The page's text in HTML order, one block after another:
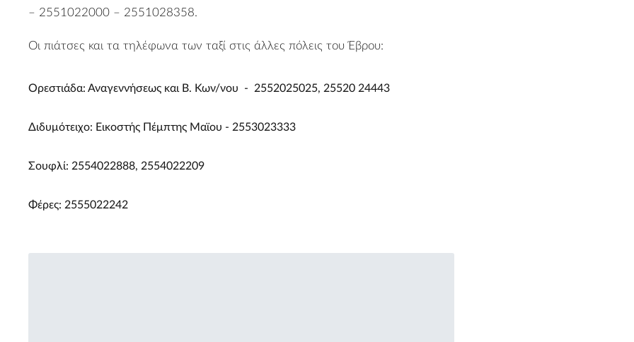
– 2551022000 – 2551028358.
Οι πιάτσες και τα τηλέφωνα των ταξί στις άλλες πόλεις του Έβρου:
Ορεστιάδα: Αναγεννήσεως και Β. Κων/νου - 2552025025, 25520 24443
Διδυμότειχο: Εικοστής Πέμπτης Μαϊου - 2553023333
Σουφλί: 2554022888, 2554022209
Φέρες: 2555022242